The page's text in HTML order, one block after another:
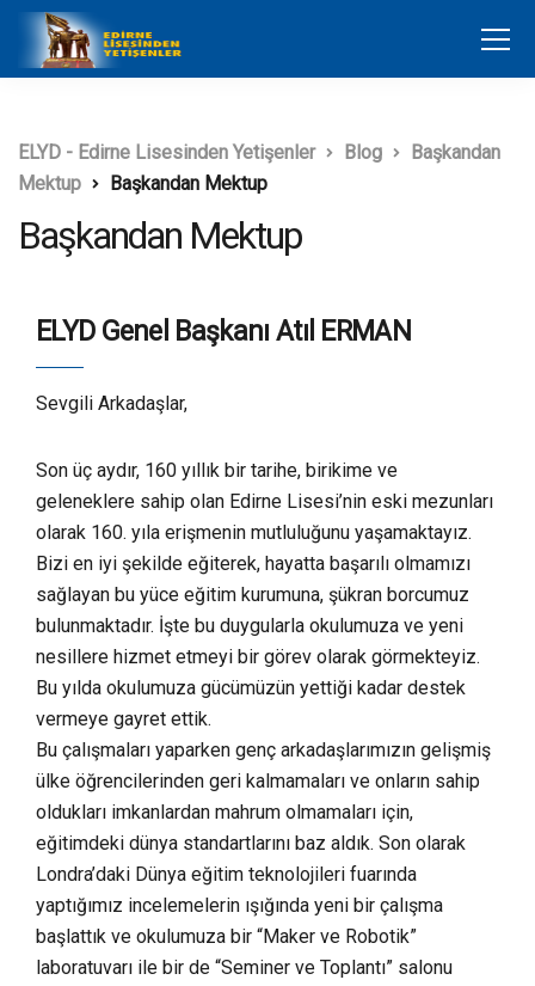
ELYD - Edirne Lisesinden Yetişenler Blog
Başkandan
Mektup
Başkandan Mektup
Başkandan Mektup
ELYD Genel Başkanı Atıl ERMAN
Sevgili Arkadaşlar,
Son üç aydır, 160 yıllık bir tarihe, birikime ve
geleneklere sahip olan Edirne Lisesi’nin eski mezunları
olarak 160. yıla erişmenin mutluluğunu yaşamaktayız.
Bizi en iyi şekilde eğiterek, hayatta başarılı olmamızı
sağlayan bu yüce eğitim kurumuna, şükran borcumuz
bulunmaktadır. İşte bu duygularla okulumuza ve yeni
nesillere hizmet etmeyi bir görev olarak görmekteyiz.
Bu yılda okulumuza gücümüzün yettiği kadar destek
vermeye gayret ettik.
Bu çalışmaları yaparken genç arkadaşlarımızın gelişmiş
ülke öğrencilerinden geri kalmamaları ve onların sahip
oldukları imkanlardan mahrum olmamaları için,
eğitimdeki dünya standartlarını baz aldık. Son olarak
Londra’daki Dünya eğitim teknolojileri fuarında
yaptığımız incelemelerin ışığında yeni bir çalışma
başlattık ve okulumuza bir “Maker ve Robotik”
laboratuvarı ile bir de “Seminer ve Toplantı” salonu